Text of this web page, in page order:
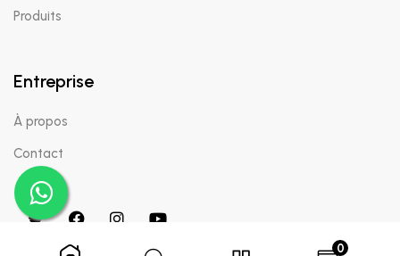
0
Produits
Entreprise
À propos
Contact